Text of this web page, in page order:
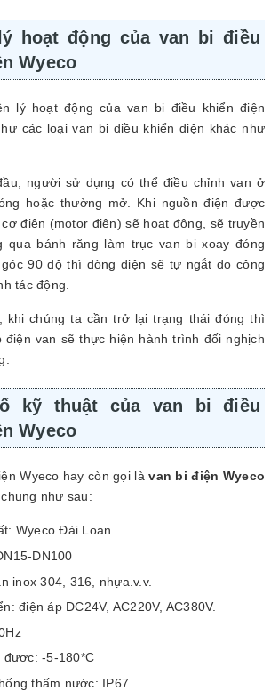
hoạt động của van bi điều
Wyeco
lý hoạt động của van bi điều khiển điện
các loại van bi điều khiển điện khác như
người sử dụng có thể điều chỉnh van ở
hoặc thường mở. Khi nguồn điện được
điện (motor điện) sẽ hoạt động, sẽ truyền
qua bánh răng làm trục van bi xoay đóng
90 độ thì dòng điện sẽ tự ngắt do công
tác động.
chúng ta cần trở lại trạng thái đóng thì
điện van sẽ thực hiện hành trình đối nghịch
kỹ thuật của van bi điều
Wyeco
Wyeco hay còn gọi làvan bi điện Wyeco
như sau:
Wyeco Đài Loan
DN100
inox 304, 316, nhựa.v.v.
điện áp DC24V, AC220V, AC380V.
được: -5-180*C
thấm nước: IP67